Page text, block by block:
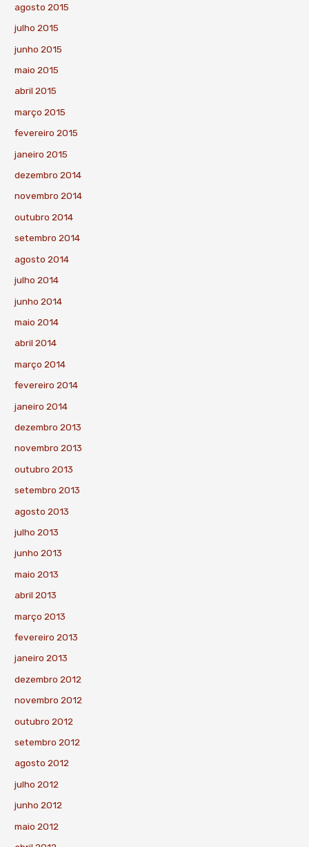
agosto 2015
julho 2015
junho 2015
maio 2015
abril 2015
março 2015
fevereiro 2015
janeiro 2015
dezembro 2014
novembro 2014
outubro 2014
setembro 2014
agosto 2014
julho 2014
junho 2014
maio 2014
abril 2014
março 2014
fevereiro 2014
janeiro 2014
dezembro 2013
novembro 2013
outubro 2013
setembro 2013
agosto 2013
julho 2013
junho 2013
maio 2013
abril 2013
março 2013
fevereiro 2013
janeiro 2013
dezembro 2012
novembro 2012
outubro 2012
setembro 2012
agosto 2012
julho 2012
junho 2012
maio 2012